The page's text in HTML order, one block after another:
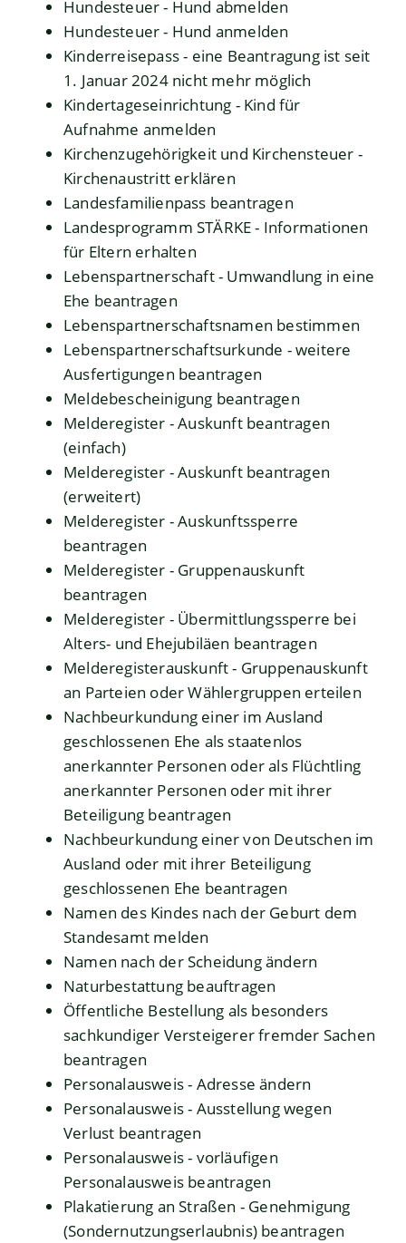
Hundesteuer - Hund abmelden
Hundesteuer - Hund anmelden
Kinderreisepass - eine Beantragung ist seit
1. Januar 2024 nicht mehr möglich
Kindertageseinrichtung - Kind für
Aufnahme anmelden
Kirchenzugehörigkeit und Kirchensteuer -
Kirchenaustritt erklären
Landesfamilienpass beantragen
Landesprogramm STÄRKE - Informationen
für Eltern erhalten
Lebenspartnerschaft - Umwandlung in eine
Ehe beantragen
Lebenspartnerschaftsnamen bestimmen
Lebenspartnerschaftsurkunde - weitere
Ausfertigungen beantragen
Meldebescheinigung beantragen
Melderegister - Auskunft beantragen
(einfach)
Melderegister - Auskunft beantragen
(erweitert)
Melderegister - Auskunftssperre
beantragen
Melderegister - Gruppenauskunft
beantragen
Melderegister - Übermittlungssperre bei
Alters- und Ehejubiläen beantragen
Melderegisterauskunft - Gruppenauskunft
an Parteien oder Wählergruppen erteilen
Nachbeurkundung einer im Ausland
geschlossenen Ehe als staatenlos
anerkannter Personen oder als Flüchtling
anerkannter Personen oder mit ihrer
Beteiligung beantragen
Nachbeurkundung einer von Deutschen im
Ausland oder mit ihrer Beteiligung
geschlossenen Ehe beantragen
Namen des Kindes nach der Geburt dem
Standesamt melden
Namen nach der Scheidung ändern
Naturbestattung beauftragen
Öffentliche Bestellung als besonders
sachkundiger Versteigerer fremder Sachen
beantragen
Personalausweis - Adresse ändern
Personalausweis - Ausstellung wegen
Verlust beantragen
Personalausweis - vorläufigen
Personalausweis beantragen
Plakatierung an Straßen - Genehmigung
(Sondernutzungserlaubnis) beantragen